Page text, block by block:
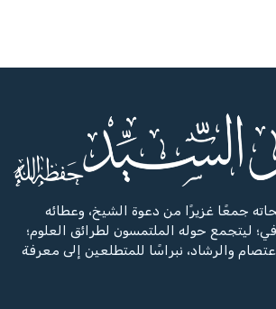
جمعًا غزيرًا من دعوة الشيخ، وعطائه
ليتجمع حوله الملتمسون لطرائق العلوم؛
والرشاد، نبراسًا للمتطلعين إلى معرفة